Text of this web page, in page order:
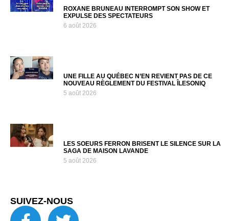
ROXANE BRUNEAU INTERROMPT SON SHOW ET
EXPULSE DES SPECTATEURS
6 août 2026
UNE FILLE AU QUÉBEC N’EN REVIENT PAS DE CE
NOUVEAU RÈGLEMENT DU FESTIVAL ÎLESONIQ
5 août 2026
LES SOEURS FERRON BRISENT LE SILENCE SUR LA
SAGA DE MAISON LAVANDE
5 août 2026
SUIVEZ-NOUS